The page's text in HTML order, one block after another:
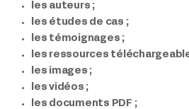
les auteurs ;
les études de cas ;
les témoignages ;
les ressources
les images ;
les vidéos ;
les documents PDF ;